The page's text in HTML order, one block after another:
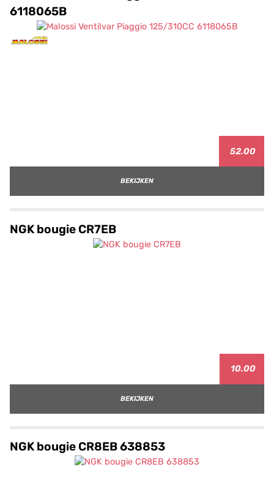
6118065B
52.00
BEKIJKEN
NGK bougie CR7EB
10.00
BEKIJKEN
NGK bougie CR8EB 638853